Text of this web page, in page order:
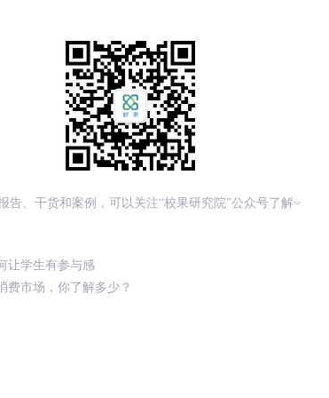
告、干货和案例，可以关注“校果研究院”公众号了解~
让学生有参与感
费市场，你了解多少？